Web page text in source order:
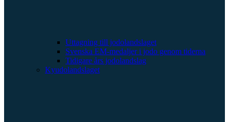
Uttagning till jodolandslaget
Svenska EM-medaljer i jodo genom tiderna
Tidigare års jodolandslag
Kyudolandslaget